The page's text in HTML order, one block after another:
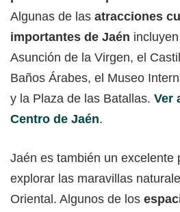
Algunas de las atracciones
importantes de Jaén
Asunción de la Virgen, el
Baños Árabes, el Museo
y la Plaza de las Batallas. Ver
Centro de Jaén.
Jaén es también un excelente
explorar las maravillas
Oriental. Algunos de los